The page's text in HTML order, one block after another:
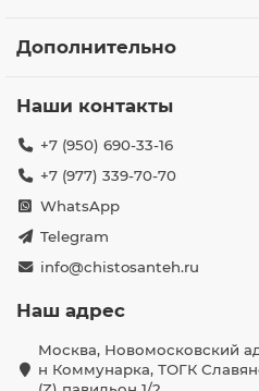
Дополнительно
Наши контакты
+7 (950) 690-33-16
+7 (977) 339-70-70
WhatsApp
Telegram
info@chistosanteh.ru
Наш адрес
Москва, Новомосковский
н Коммунарка, ТОГК